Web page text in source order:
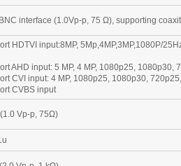
HDTVI input:8MP, 5Mp,4MP,3MP,1080P/
AHD input: 5 MP, 4 MP, 1080p25, 1080p30,
CVI input: 4 MP, 1080p25, 1080p30,
CVBS input